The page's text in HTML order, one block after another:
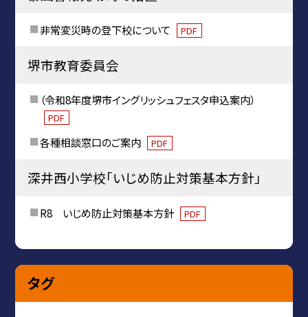
非常変災時の登下校について PDF
堺市教育委員会
（令和8年度堺市イングリッシュフェスタ申込案内）
PDF
各種相談窓口のご案内 PDF
深井西小学校「いじめ防止対策基本方針」
R8 いじめ防止対策基本方針 PDF
タグ